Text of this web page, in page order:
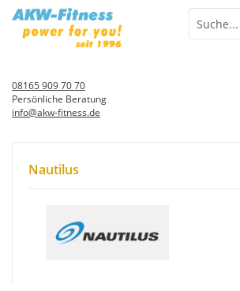
08165 909 70 70
Persönliche Beratung
info@akw-fitness.de
Nautilus